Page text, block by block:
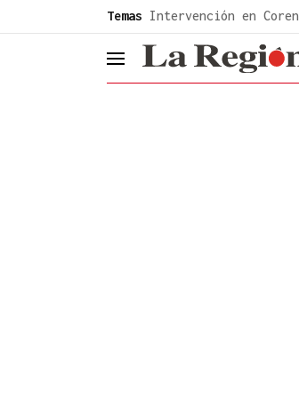
Temas Intervención en Coren
header.menu.open